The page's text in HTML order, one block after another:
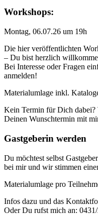
Workshops:
Montag, 06.07.26 um 19h
Die hier veröffentlichten
– Du bist herzlich
Bei Interesse oder Fragen
anmelden!
Materialumlage inkl.
Kein Termin für Dich dabei?
Deinen Wunschtermin mit
Gastgeberin werden
Du möchtest selbst
bei mir und wir stimmen
Materialumlage pro
Infos dazu und das
Oder Du rufst mich an: